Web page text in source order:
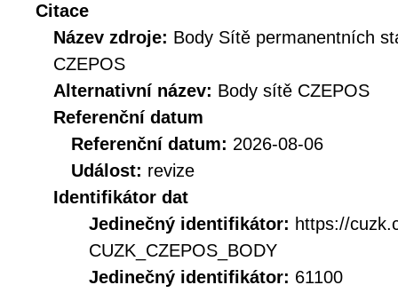
Citace
Název zdroje: Body Sítě permanentních
CZEPOS
Alternativní název: Body sítě CZEPOS
Referenční datum
Referenční datum: 2026-08-06
Událost: revize
Identifikátor dat
Jedinečný identifikátor: https://
CUZK_CZEPOS_BODY
Jedinečný identifikátor: 61100